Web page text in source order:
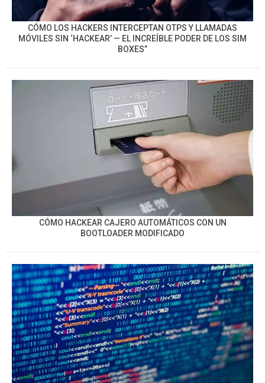
CÓMO LOS HACKERS INTERCEPTAN OTPS Y LLAMADAS
MÓVILES SIN ‘HACKEAR’ — EL INCREÍBLE PODER DE LOS SIM
BOXES”
CÓMO HACKEAR CAJERO AUTOMÁTICOS CON UN
BOOTLOADER MODIFICADO